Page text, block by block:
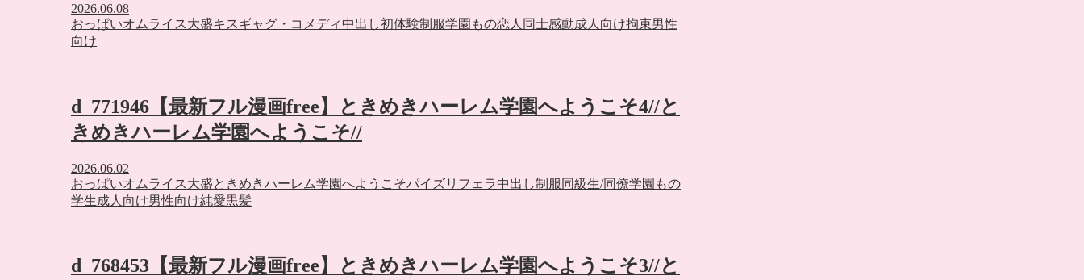
2026.06.08
おっぱいオムライス大盛キスギャグ・コメディ 中出し初体験制服学園もの恋人同士感動成人向け拘束男性
向け
d_771946【最新フル漫画free】ときめきハーレム学園へようこそ4//と
きめきハーレム学園へようこそ//
2026.06.02
おっぱいオムライス大盛ときめきハーレム学園へようこそパイズリ フェラ中出し制服 同級生/同僚学園もの
学生成人向け男性向け純愛黒髪
d_768453【最新フル漫画free】ときめきハーレム学園へようこそ3//と